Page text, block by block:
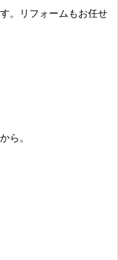
。リフォームもお任せ
ら。